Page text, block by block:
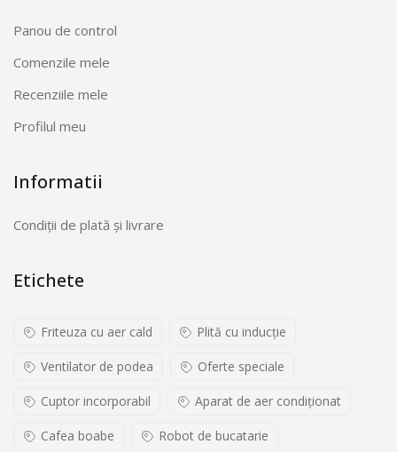
Panou de control
Comenzile mele
Recenziile mele
Profilul meu
Informatii
Condiții de plată și livrare
Etichete
Friteuza cu aer cald Plită cu inducţie
Ventilator de podea Oferte speciale
Cuptor incorporabil Aparat de aer condiționat
Cafea boabe Robot de bucatarie